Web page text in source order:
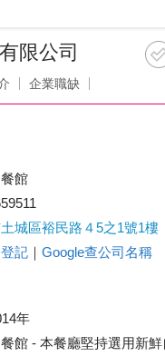
限公司
企業職缺
館
城區裕民路４5之1號1樓
記 ｜ Google查公司名稱
年
館 - 本餐廳堅持選用新鮮